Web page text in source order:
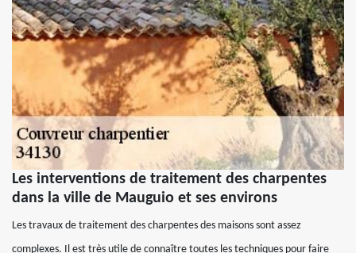
Les interventions de traitement des charpentes
dans la ville de Mauguio et ses environs
Les travaux de traitement des charpentes des maisons sont assez
complexes. Il est très utile de connaître toutes les techniques pour faire